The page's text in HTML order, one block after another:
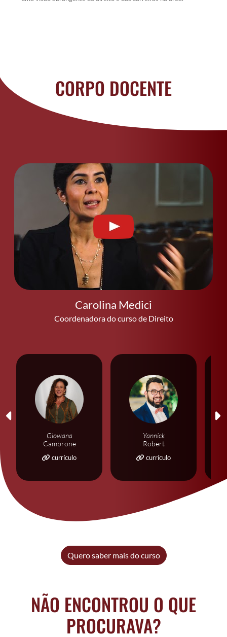
CORPO DOCENTE
Carolina Medici
Coordenadora do curso
Giowana
Cambrone
currículo
Yannick
Robert
currículo
Quero saber mais do curso
NÃO ENCONTROU O QUE
PROCURAVA?